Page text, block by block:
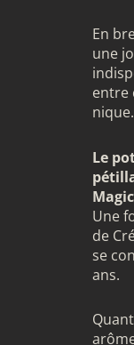
En
une
entre
nique.
Le
Magic
Une
de
se
ans.